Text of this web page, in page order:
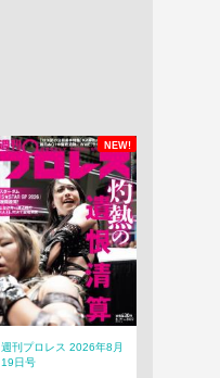
NEW!
週刊プロレス 2026年8月
19日号